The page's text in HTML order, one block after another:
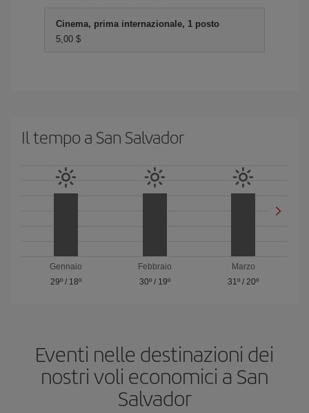
Cinema, prima internazionale, 1 posto
5,00 $
Il tempo a San Salvador
Gennaio
29º/ 18º
Febbraio
30º/ 19º
Marzo
31º /20º
Eventi nelle destinazioni dei
nostri voli economici a San
Salvador